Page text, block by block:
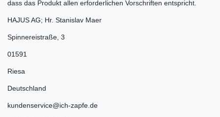
dass das Produkt allen erforderlichen Vorschriften entspricht.
HAJUS AG; Hr. Stanislav Maer
Spinnereistraße 3
01591
Riesa
Deutschland
kundenservice@ich-zapfe.de